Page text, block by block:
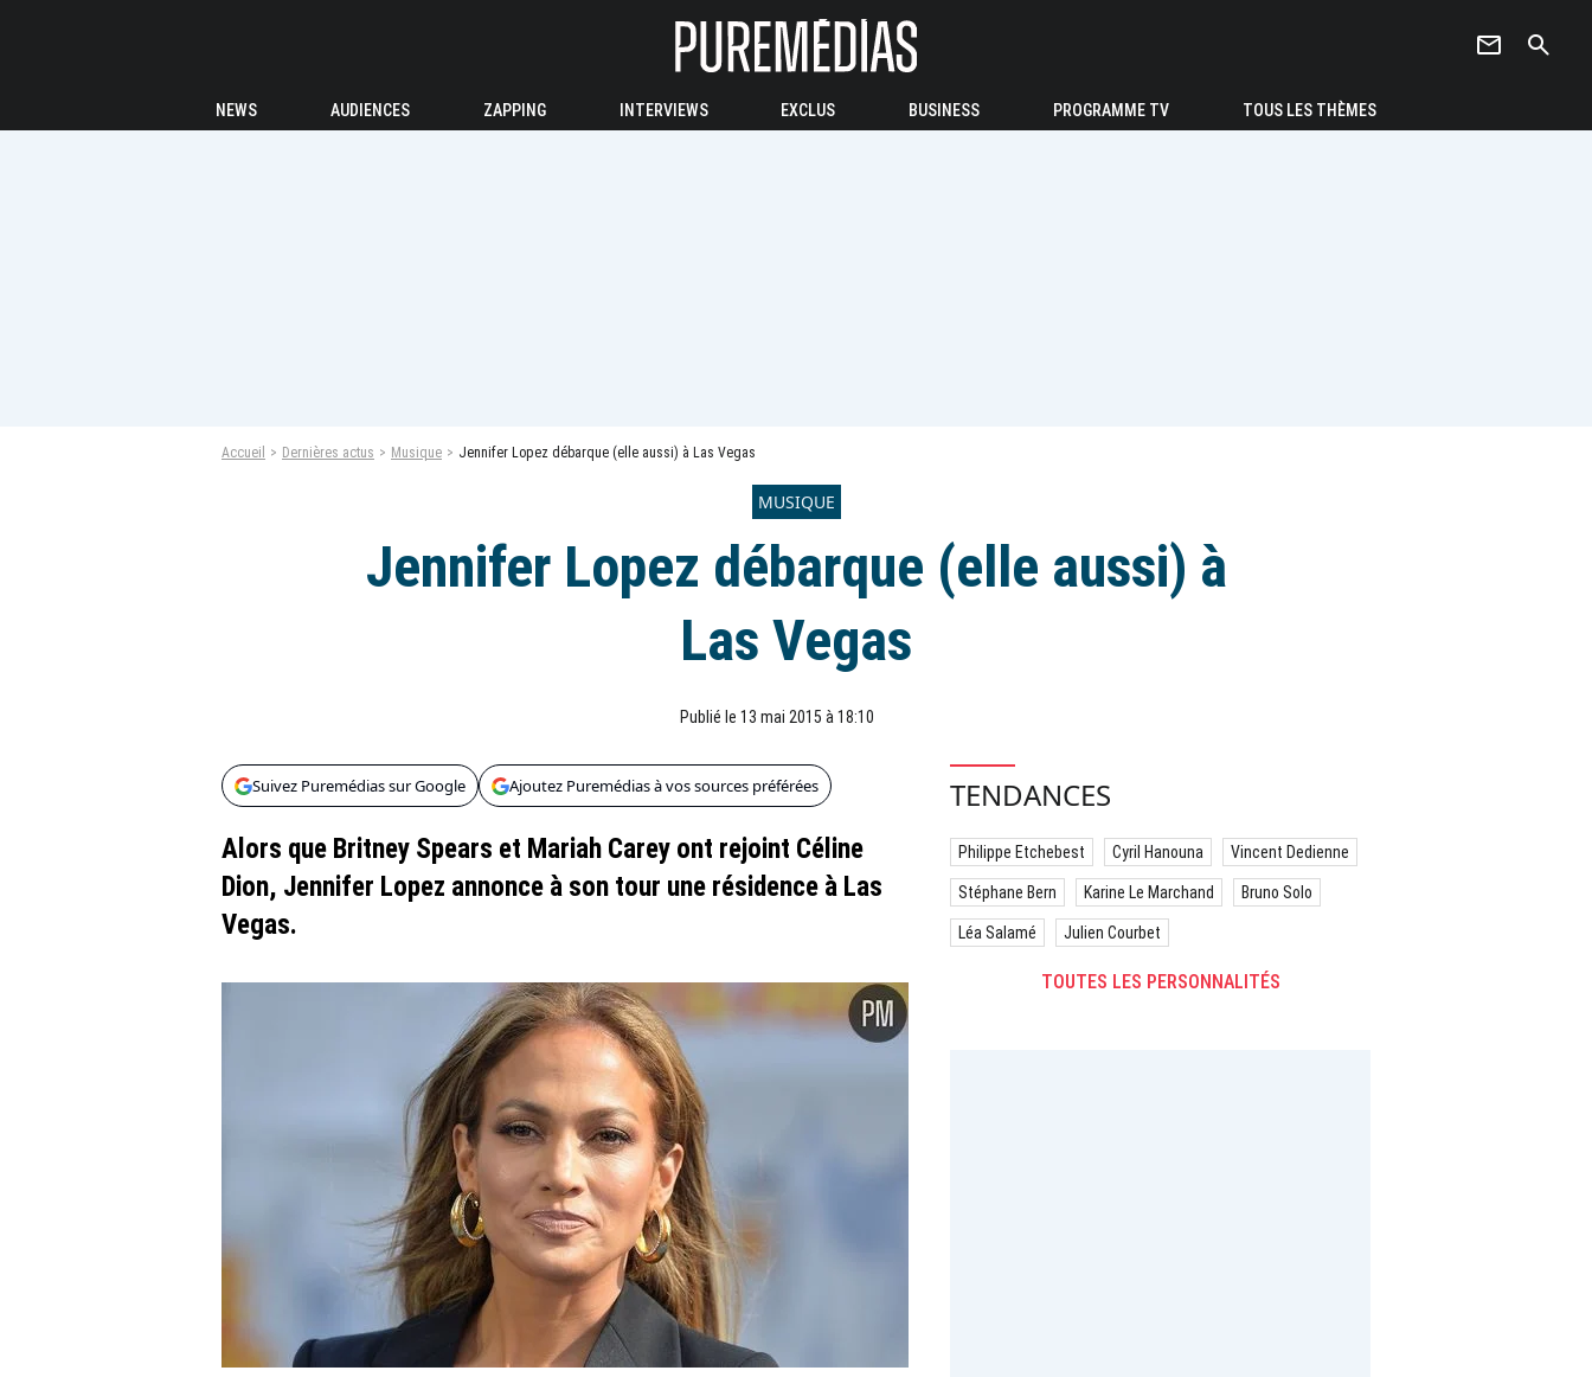
newsletter search
NEWS AUDIENCES ZAPPING INTERVIEWS EXCLUS BUSINESS PROGRAMME TV TOUS LES THÈMES
Accueil Dernières actus Musique Jennifer Lopez débarque (elle aussi) à Las Vegas
MUSIQUE
Jennifer Lopez débarque (elle aussi) à
Las Vegas
Publié le 13 mai 2015 à 18:10
Suivez Puremédias sur Google Ajoutez Puremédias à vos sources préférées
Alors que Britney Spears et Mariah Carey ont rejoint Céline
Dion, Jennifer Lopez annonce à son tour une résidence à Las
Vegas.
TENDANCES
Philippe Etchebest Cyril Hanouna Vincent Dedienne
Stéphane Bern Karine Le Marchand Bruno Solo
Léa Salamé Julien Courbet
TOUTES LES PERSONNALITÉS